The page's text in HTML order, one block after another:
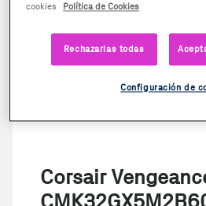
Corsair
cookies
Política de Cookies
Rechazarlas todas
Configuración de